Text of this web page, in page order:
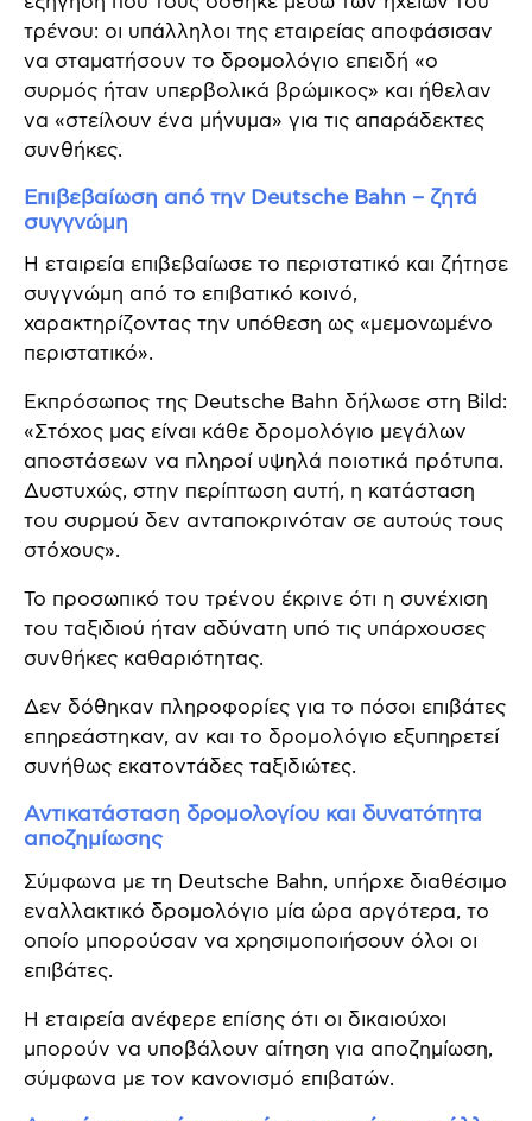
τρένου: οι υπάλληλοι της εταιρείας αποφάσισαν
να σταματήσουν το δρομολόγιο επειδή «ο
συρμός ήταν υπερβολικά βρώμικος» και ήθελαν
να «στείλουν ένα μήνυμα» για τις απαράδεκτες
συνθήκες.
Επιβεβαίωση από την Deutsche Bahn – ζητά
συγγνώμη
Η εταιρεία επιβεβαίωσε το περιστατικό και ζήτησε
συγγνώμη από το επιβατικό κοινό,
χαρακτηρίζοντας την υπόθεση ως «μεμονωμένο
περιστατικό».
Εκπρόσωπος της Deutsche Bahn δήλωσε στη Bild:
«Στόχος μας είναι κάθε δρομολόγιο μεγάλων
αποστάσεων να πληροί υψηλά ποιοτικά πρότυπα.
Δυστυχώς, στην περίπτωση αυτή, η κατάσταση
του συρμού δεν ανταποκρινόταν σε αυτούς τους
στόχους».
Το προσωπικό του τρένου έκρινε ότι η συνέχιση
του ταξιδιού ήταν αδύνατη υπό τις υπάρχουσες
συνθήκες καθαριότητας.
Δεν δόθηκαν πληροφορίες για το πόσοι επιβάτες
επηρεάστηκαν, αν και το δρομολόγιο εξυπηρετεί
συνήθως εκατοντάδες ταξιδιώτες.
Αντικατάσταση δρομολογίου και δυνατότητα
αποζημίωσης
Σύμφωνα με τη Deutsche Bahn, υπήρχε διαθέσιμο
εναλλακτικό δρομολόγιο μία ώρα αργότερα, το
οποίο μπορούσαν να χρησιμοποιήσουν όλοι οι
επιβάτες.
Η εταιρεία ανέφερε επίσης ότι οι δικαιούχοι
μπορούν να υποβάλουν αίτηση για αποζημίωση,
σύμφωνα με τον κανονισμό επιβατών.